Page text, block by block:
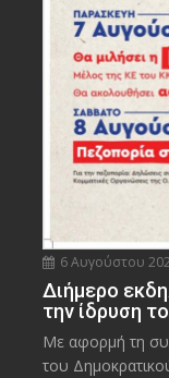
6 Αυγούστου
Διήμερο
την ίδρυση
Με αφορμή τη
του